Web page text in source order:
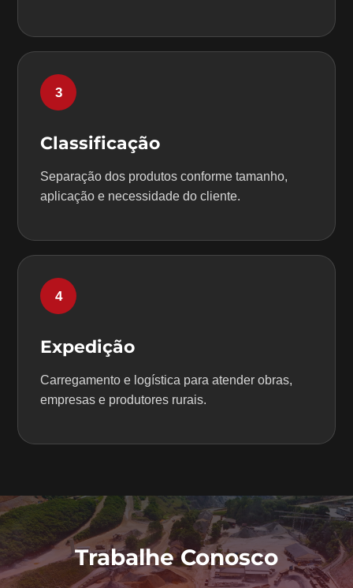
3
Classificação
Separação dos produtos conforme tamanho,
aplicação e necessidade do cliente.
4
Expedição
Carregamento e logística para atender obras,
empresas e produtores rurais.
Trabalhe Conosco